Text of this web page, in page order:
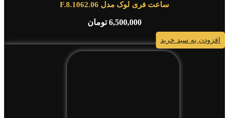
ساعت فری لوک مدل F.8.1062.06
6,500,000 تومان
افزودن به سبد خرید